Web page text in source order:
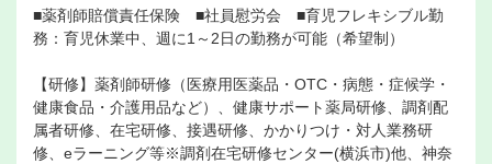
■薬剤師賠償責任保険 ■社員慰労会 ■育児フレキシブル勤
務：育児休業中、週に1～2日の勤務が可能（希望制）
【研修】薬剤師研修（医療用医薬品・OTC・病態・症候学・
健康食品・介護用品など）、健康サポート薬局研修、調剤配
属者研修、在宅研修、接遇研修、かかりつけ・対人業務研
修、eラーニング等※調剤在宅研修センター(横浜市)他、神奈